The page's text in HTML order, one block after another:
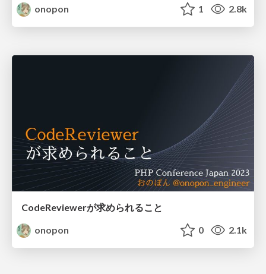
onopon 1 2.8k
CodeReviewerが求められること
onopon
0 2.1k